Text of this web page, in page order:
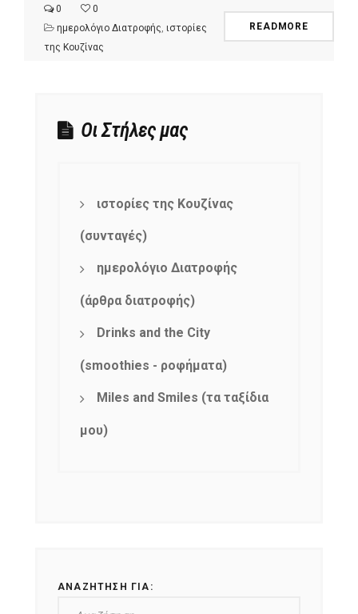
0
0
ημερολόγιο Διατροφής ιστορίες
της Κουζίνας
READMORE
Οι Στήλες μας
ιστορίες της Κουζίνας
(συνταγές)
ημερολόγιο Διατροφής
(άρθρα διατροφής)
Drinks and the City
(smoothies - ροφήματα)
Miles and Smiles (τα ταξίδια
μου)
ΑΝΑΖΉΤΗΣΗ ΓΙΑ: